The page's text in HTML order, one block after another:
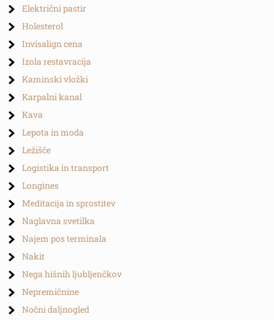
Električni pastir
Holesterol
Invisalign cena
Izola restavracija
Kaminski vložki
Karpalni kanal
Kava
Lepota in moda
Ležišče
Logistika in transport
Longines
Meditacija in sprostitev
Naglavna svetilka
Najem pos terminala
Nakit
Nega hišnih ljubljenčkov
Nepremičnine
Nočni daljnogled